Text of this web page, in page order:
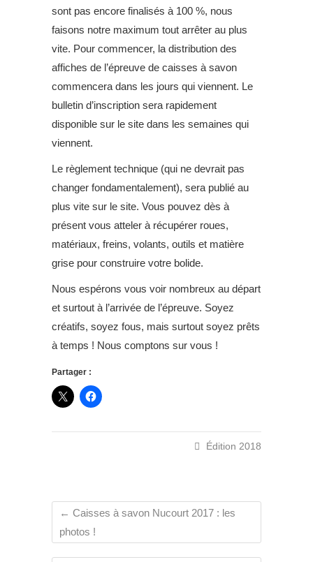
sont pas encore finalisés à 100 %, nous
faisons notre maximum tout arrêter au plus
vite. Pour commencer, la distribution des
affiches de l’épreuve de caisses à savon
commencera dans les jours qui viennent. Le
bulletin d’inscription sera rapidement
disponible sur le site dans les semaines qui
viennent.
Le règlement technique (qui ne devrait pas
changer fondamentalement), sera publié au
plus vite sur le site. Vous pouvez dès à
présent vous atteler à récupérer roues,
matériaux, freins, volants, outils et matière
grise pour construire votre bolide.
Nous espérons vous voir nombreux au départ
et surtout à l’arrivée de l’épreuve. Soyez
créatifs, soyez fous, mais surtout soyez prêts
à temps ! Nous comptons sur vous !
Partager :
Édition 2018
← Caisses à savon Nucourt 2017 : les
photos !